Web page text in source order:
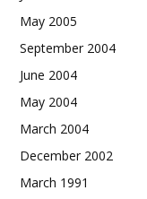
May 2005
September 2004
June 2004
May 2004
March 2004
December 2002
March 1991